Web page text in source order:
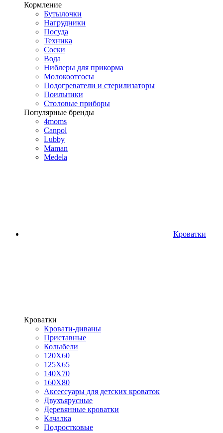
Кормление
Бутылочки
Нагрудники
Посуда
Техника
Соски
Вода
Ниблеры для прикорма
Молокоотсосы
Подогреватели и стерилизаторы
Поильники
Столовые приборы
Популярные бренды
4moms
Canpol
Lubby
Maman
Medela
Кроватки
Кроватки
Кровати-диваны
Приставные
Колыбели
120Х60
125X65
140Х70
160Х80
Аксессуары для детских кроваток
Двухъярусные
Деревянные кроватки
Качалка
Подростковые